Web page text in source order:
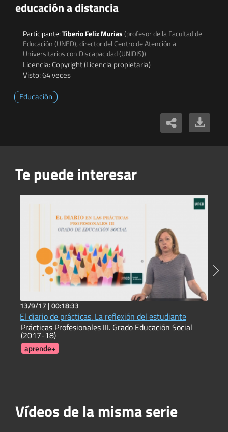
educación a distancia
Participante:Tiberio Feliz Murias(profesor de la Facultad de
Educación (UNED), director del Centro de Atención a
Universitarios con Discapacidad (UNIDIS))
Licencia: Copyright (Licencia propietaria)
Visto: 64 veces
Educación
Te puede interesar
13/9/17 |00:18:33
El diario de prácticas. La reflexión del estudiante
Prácticas Profesionales III. Grado Educación Social
(2017-18)
aprende+
Vídeos de la misma serie